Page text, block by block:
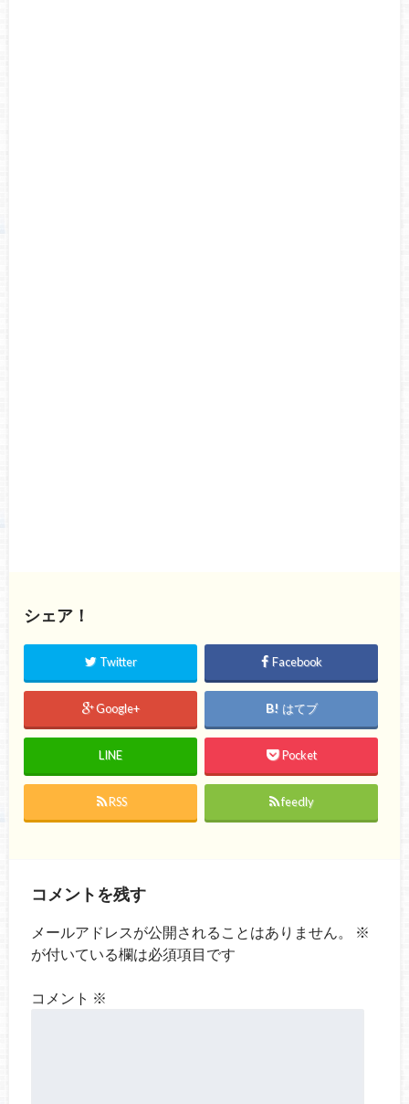
シェア！
Twitter Facebook
Google+ はてブ
LINE Pocket
RSS feedly
コメントを残す
メールアドレスが公開されることはありません。
※
が付いている欄は必須項目です
コメント ※